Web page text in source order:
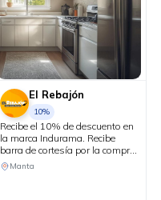
El Rebajón
10%
Recibe el 10% de descuento en
la marca Indurama. Recibe
barra de cortesía por la compra
de una TV.
Manta